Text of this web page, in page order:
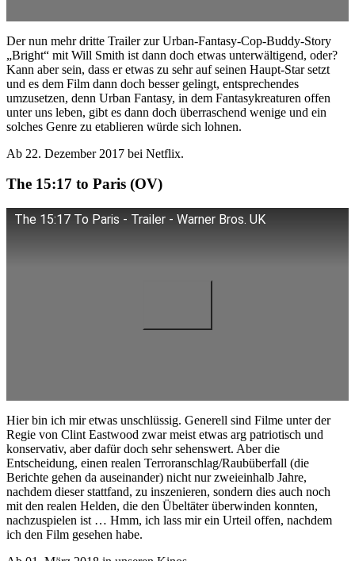
Der nun mehr dritte Trailer zur Urban-Fantasy-Cop-Buddy-Story
„Bright“ mit Will Smith ist dann doch etwas unterwältigend, oder?
Kann aber sein, dass er etwas zu sehr auf seinen Haupt-Star setzt
und es dem Film dann doch besser gelingt, entsprechendes
umzusetzen, denn Urban Fantasy, in dem Fantasykreaturen offen
unter uns leben, gibt es dann doch überraschend wenige und ein
solches Genre zu etablieren würde sich lohnen.
Ab 22. Dezember 2017 bei Netflix.
The 15:17 to Paris (OV)
The 15:17 To Paris - Trailer - Warner Bros. UK
Hier bin ich mir etwas unschlüssig. Generell sind Filme unter der
Regie von Clint Eastwood zwar meist etwas arg patriotisch und
konservativ, aber dafür doch sehr sehenswert. Aber die
Entscheidung, einen realen Terroranschlag/Raubüberfall (die
Berichte gehen da auseinander) nicht nur zweieinhalb Jahre,
nachdem dieser stattfand, zu inszenieren, sondern dies auch noch
mit den realen Helden, die den Übeltäter überwinden konnten,
nachzuspielen ist … Hmm, ich lass mir ein Urteil offen, nachdem
ich den Film gesehen habe.